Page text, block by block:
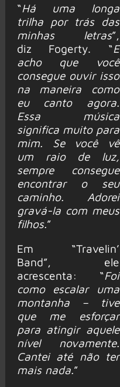
“Há uma longa
trilha por trás das
minhas letras”,
diz Fogerty. “E
acho que você
consegue ouvir isso
na maneira como
eu canto agora.
Essa música
significa muito para
mim. Se você vê
um raio de luz,
sempre consegue
encontrar o seu
caminho. Adorei
gravá-la com meus
filhos.”
Em “Travelin’
Band”, ele
acrescenta: “Foi
como escalar uma
montanha – tive
que me esforçar
para atingir aquele
nível novamente.
Cantei até não ter
mais nada.”